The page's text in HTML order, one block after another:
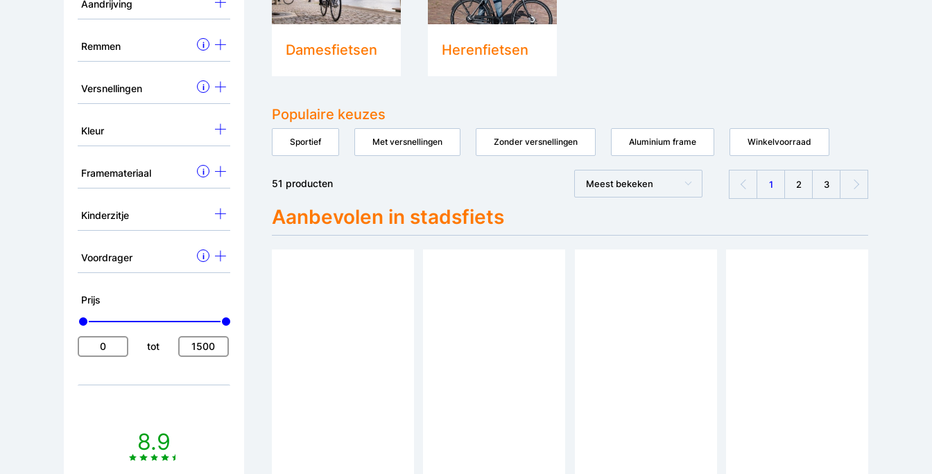
Aandrijving
Remmen i
Versnellingen i
Kleur
Framemateriaal i
Kinderzitje
Voordrager i
Prijs
tot
8.9
Damesfietsen Herenfietsen
Populaire keuzes
Sportief Met versnellingen Zonder versnellingen Aluminium frame Winkelvoorraad
51 producten Meest bekeken 1 2 3
Aanbevolen in stadsfiets